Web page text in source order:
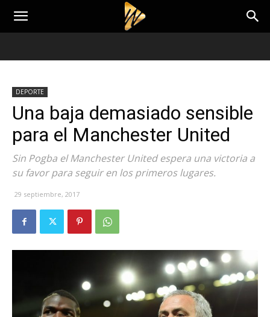
DEPORTE
Una baja demasiado sensible
para el Manchester United
Sin Pogba el Manchester United espera una victoria a
su favor para seguir en los primeros lugares.
29 septiembre, 2017